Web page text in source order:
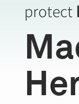
protect